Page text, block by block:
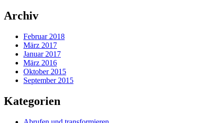
Archiv
Februar 2018
März 2017
Januar 2017
März 2016
Oktober 2015
September 2015
Kategorien